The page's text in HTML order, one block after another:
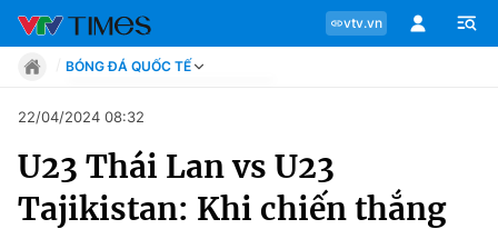
vtv.vn
Chuyên mục
BÓNG ĐÁ QUỐC TẾ
Move
Phong cách
Chân dung
Sự kiện
22/04/2024 08:32
U23 Thái Lan vs U23
Tajikistan: Khi chiến thắng